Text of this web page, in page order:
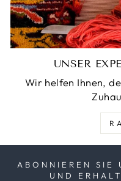
UNSER
Wir helfen Ihnen,
ABONNIEREN SIE
UND